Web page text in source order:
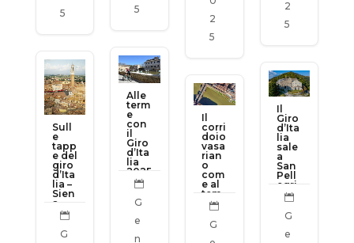
5
5
2
5
2
5
Alle
term
e
con
il
Giro
d’Ita
lia
2025

G
e
n
Sull
e
tapp
e del
giro
d’Ita
lia –
Sien
a
città
sost
enib

G
Il
Giro
d’Ita
lia
sale
a
San
Pell
egri
no in
Alpe
occ
asio

G
e
Il
corri
doio
vasa
rian
o
com
e al
tem
po
dei
gran
duc

G